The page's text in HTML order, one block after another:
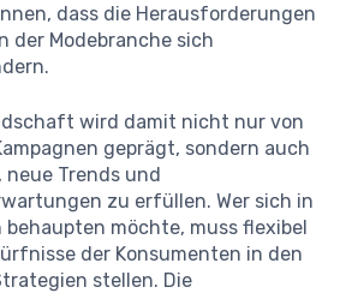
dass die Herausforderungen
der Modebranche sich
wird damit nicht nur von
geprägt, sondern auch
neue Trends und
zu erfüllen. Wer sich in
möchte, muss flexibel
der Konsumenten in den
stellen. Die